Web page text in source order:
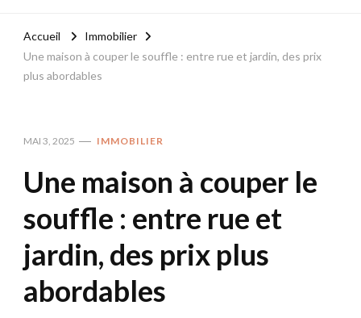
Accueil
Immobilier
Une maison à couper le souffle : entre rue et jardin, des prix
plus abordables
MAI 3, 2025 IMMOBILIER
Une maison à couper le
souffle : entre rue et
jardin, des prix plus
abordables